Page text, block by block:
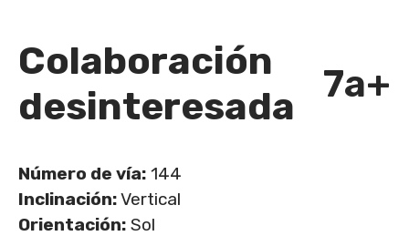
Colaboración
desinteresada
7a+
Número de vía: 144
Inclinación:Vertical
Orientación: Sol